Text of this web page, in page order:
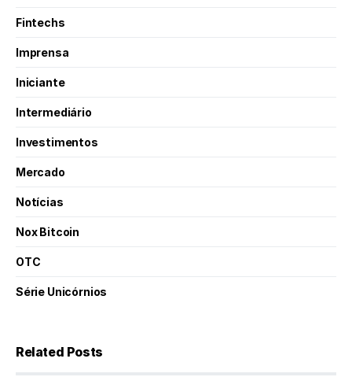
Fintechs
Imprensa
Iniciante
Intermediário
Investimentos
Mercado
Notícias
Nox Bitcoin
OTC
Série Unicórnios
Related Posts